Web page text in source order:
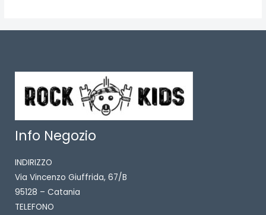
Info Negozio
INDIRIZZO
Via Vincenzo Giuffrida, 67/B
95128 – Catania
TELEFONO